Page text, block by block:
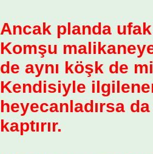
Ancak planda
Komşu
de aynı köşk de
Kendisiyle
heyecanladırsa
kaptırır.